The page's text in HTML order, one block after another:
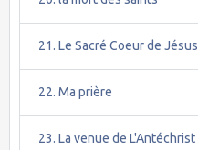
21. Le Sacré Coeur de Jésus
22. Ma prière
23. La venue de L'Antéchrist